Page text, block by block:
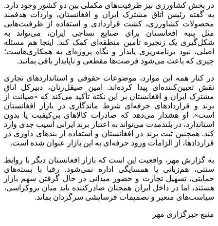
در بخش کشاورزی نیز ظرفیت‌های مکملی بین دو کشور وجود دارد.
به گفته رئیس اتاق مشترک ایران و افغانستان، واردات هدفمند
محصولات کشاورزی، کشت قراردادی و استفاده از ظرفیت‌هایی
مثل پنبه افغانستان برای صنایع نساجی ایران، می‌تواند به
شکل‌گیری یک زنجیره تأمین منطقه‌ای کمک کند. اینجا هم مسئله
اصلی، نبود برنامه‌ریزی پایدار و نگاه پروژه‌ای به همکاری‌هاست؛
چیزی که باعث می‌شود فرصت‌ها مقطعی و ناپایدار باقی بمانند.
در کنار همه این موارد، موضوعات حقوقی و استانداردهای تجاری
نقش تعیین‌کننده‌ای پیدا کرده‌اند. امین صیقل‌زنان، دبیرکل اتاق
مشترک ایران و افغانستان بر این نکته تأکید می‌کند که «صیانت از
برند و قراردادهای حرفه‌ای شرط ماندگاری در بازار افغانستان
است». او هشدار می‌دهد که صادرات کالاهای بی‌کیفیت یا بدون
استاندارد، در بلندمدت می‌تواند به اعتبار برند ایرانی آسیب جدی وارد
کند. همچنین ثبت برند در افغانستان و استفاده از بندهای داوری در
قراردادها، از الزامات ورود حرفه‌ای به این بازار عنوان شده است.
به گزارش مهر، واقعیت این است که بازار افغانستان دیگر با روابط
سنتی، هم‌زبانی یا همسایگی اداره نمی‌شود. رقبا با بسته‌های
حمایتی، تسهیل تجارت و حضور میدانی در حال گرفتن سهم بازار
هستند، اما در داخل ایران همچنان صادرکننده باید میان بروکراسی،
سیاست‌های متغیر و تصمیمات فرسایشی سرگردان بماند.
منبع خبرگزاری مهر